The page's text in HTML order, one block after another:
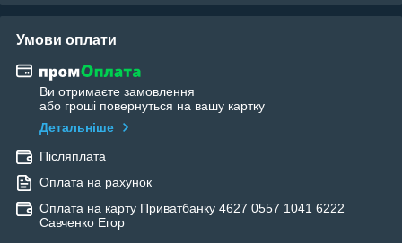
Умови оплати
Ви отримаєте замовлення
або гроші повернуться на вашу картку
Детальніше
Післяплата
Оплата на рахунок
Оплата на карту Приватбанку 4627 0557 1041 6222
Савченко Егор